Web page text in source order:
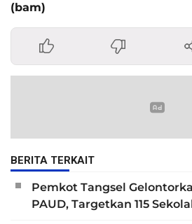
(bam)
BERITA TERKAIT
Pemkot Tangsel
PAUD, Targetkan 115